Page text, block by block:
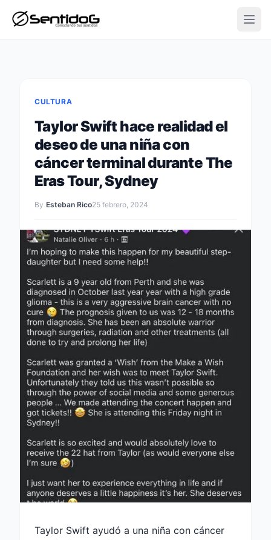
CULTURA
Taylor Swift hace realidad el
deseo de una niña con
cáncer terminal durante The
Eras Tour, Sydney
By Esteban Rico25 febrero, 2024
Taylor Swift ayudó a una niña con cáncer